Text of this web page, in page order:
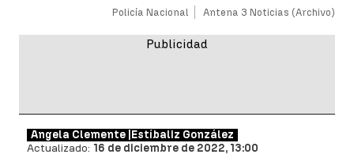
Policía Nacional Antena 3 Noticias (Archivo)
Ángela Clemente | Estíbaliz González
Actualizado: 16 de diciembre de 2022, 13:00